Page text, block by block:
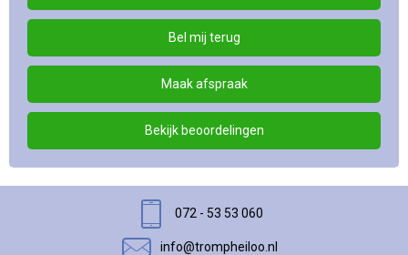
Bel mij terug
Maak afspraak
Bekijk beoordelingen
072 - 53 53 060
info@trompheiloo.nl